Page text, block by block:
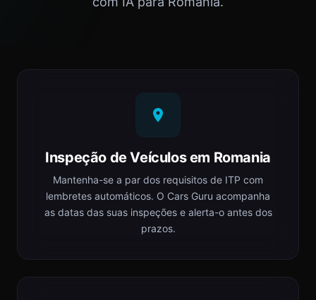
Inspeção de Veículos em Romania
Mantenha-se a par dos requisitos de ITP com
lembretes automáticos. O Cars Guru acompanha
as datas das suas inspeções e alerta-o antes dos
prazos.